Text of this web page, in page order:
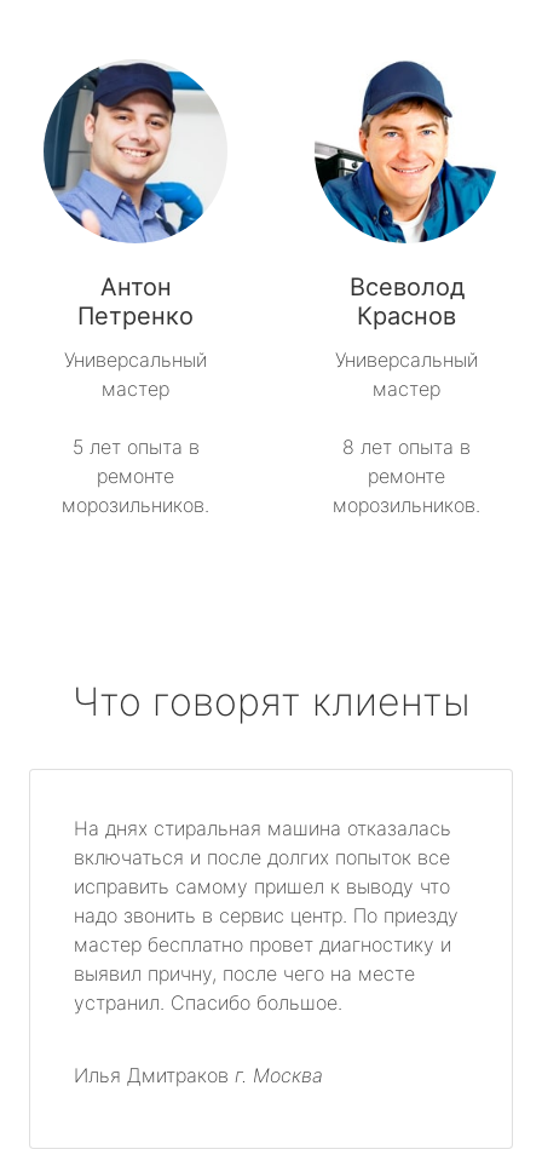
Антон
Петренко
Универсальный
мастер
5 лет опыта в
ремонте
морозильников.
Всеволод
Краснов
Универсальный
мастер
8 лет опыта в
ремонте
морозильников.
Что говорят клиенты
На днях стиральная машина отказалась
включаться и после долгих попыток все
исправить самому пришел к выводу что
надо звонить в сервис центр. По приезду
мастер бесплатно провет диагностику и
выявил причну, после чего на месте
устранил. Спасибо большое.
Илья Дмитраков г. Москва